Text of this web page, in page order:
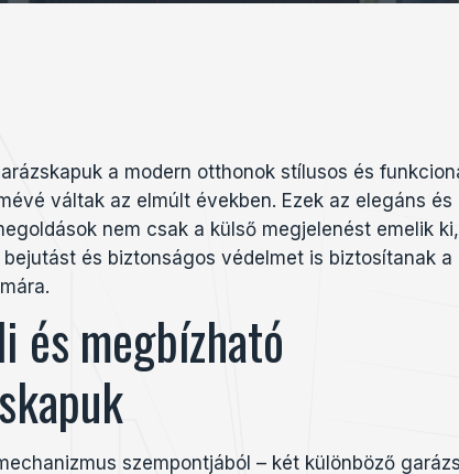
a modern otthonok stílusos és
váltak az elmúlt években. Ezek az elegáns és
nem csak a külső megjelenést emelik
bejutást és biztonságos védelmet is biztosítanak a
és megbízható
szempontjából – két különböző